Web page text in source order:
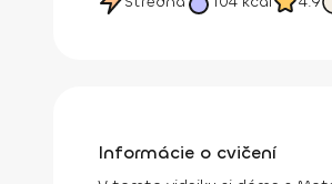
Informácie o cvičení